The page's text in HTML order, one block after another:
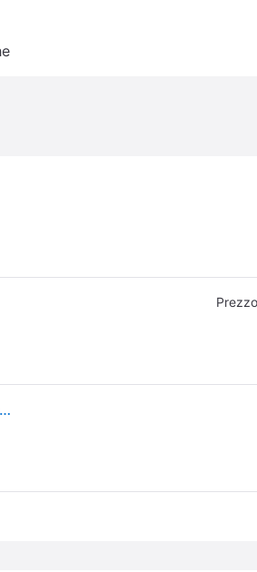
Tenderly Carezza di Latte, 6 Rotoli di Carta Igienica Morbidissima 2 Veli, Realizzata con Fibre 100% Naturali di Latte, Made in Italy